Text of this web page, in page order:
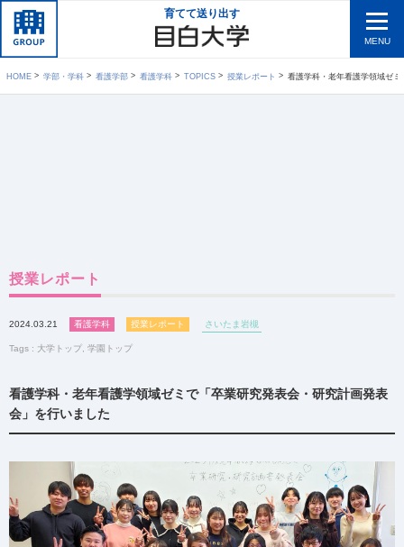
育てて送り出す
MENU
HOME 学部・学科 看護学部 看護学科 TOPICS 授業レポート 看護学科・老年看護学領域ゼミで「卒
授業レポート
2024.03.21 看護学科 授業レポート さいたま岩槻
Tags : 大学トップ 学園トップ
看護学科・老年看護学領域ゼミで「卒業研究発表会・研究計画発表
会」を行いました